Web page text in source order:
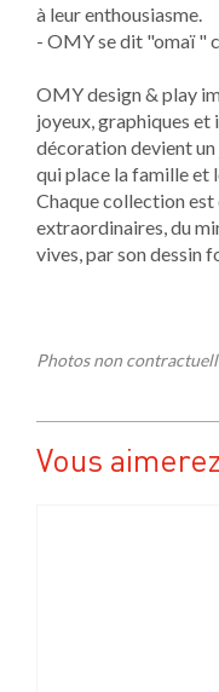
à leur enthousiasme.
- OMY se dit "omaï "
OMY design & play
joyeux, graphiques et
décoration devient un
qui place la famille et
Chaque collection
extraordinaires, du
vives, par son dessin
Photos non
Vous